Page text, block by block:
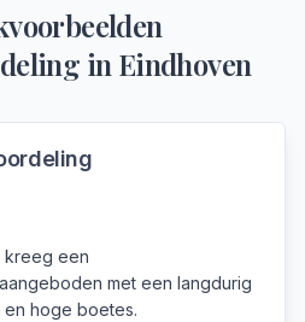
in Eindhoven
kreeg een
met een langdurig
hoge boetes.